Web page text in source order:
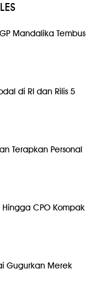
Mandalika Tembus
di RI dan Rilis 5
Terapkan Personal
Hingga CPO Kompak
Gugurkan Merek